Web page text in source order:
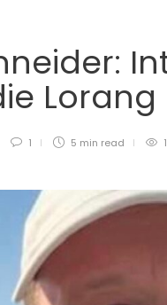
Lorang
1 5 min read